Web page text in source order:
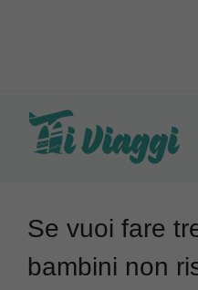
Se vuoi fare
bambini non